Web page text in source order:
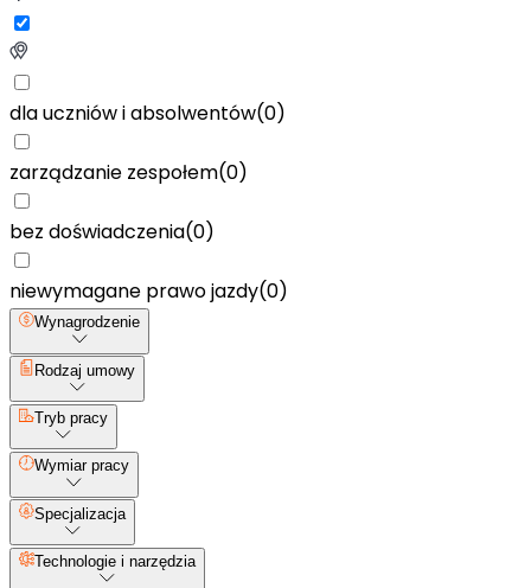
dla uczniów i absolwentów(0)
zarządzanie zespołem(0)
bez doświadczenia(0)
niewymagane prawo jazdy(0)
Wynagrodzenie
Rodzaj umowy
Tryb pracy
Wymiar pracy
Specjalizacja
Technologie i narzędzia